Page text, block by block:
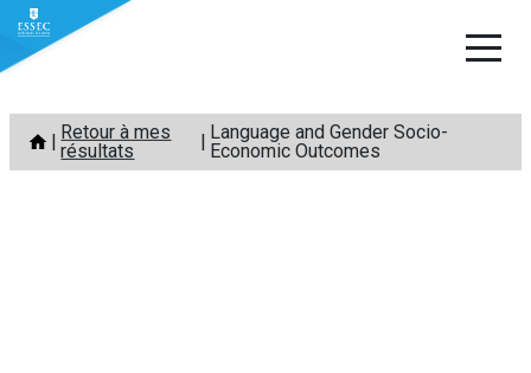
Aller
contenu
Retour à mes
résultats
Language and Gender Socio-
Economic Outcomes